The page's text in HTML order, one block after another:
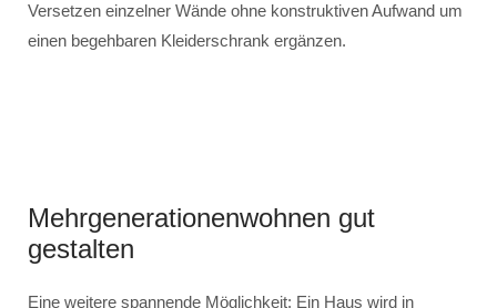
Versetzen einzelner Wände ohne konstruktiven Aufwand um
einen begehbaren Kleiderschrank ergänzen.
Mehrgenerationenwohnen gut
gestalten
Eine weitere spannende Möglichkeit: Ein Haus wird in